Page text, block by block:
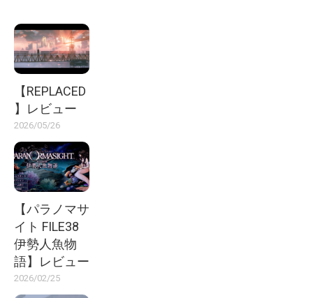
【REPLACED
】レビュー
2026/05/26
【パラノマサ
イト FILE38
伊勢人魚物
語】レビュー
2026/02/25